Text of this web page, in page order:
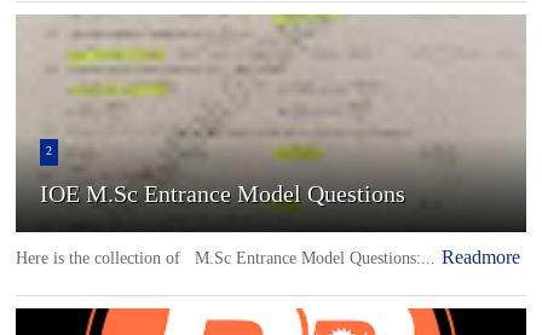
IOE M.Sc Entrance Model Questions